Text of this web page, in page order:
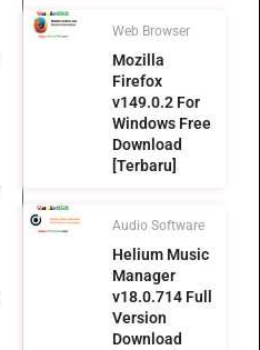
Web Browser
Mozilla
Firefox
v149.0.2 For
Windows Free
Download
[Terbaru]
Audio Software
Helium Music
Manager
v18.0.714 Full
Version
Download